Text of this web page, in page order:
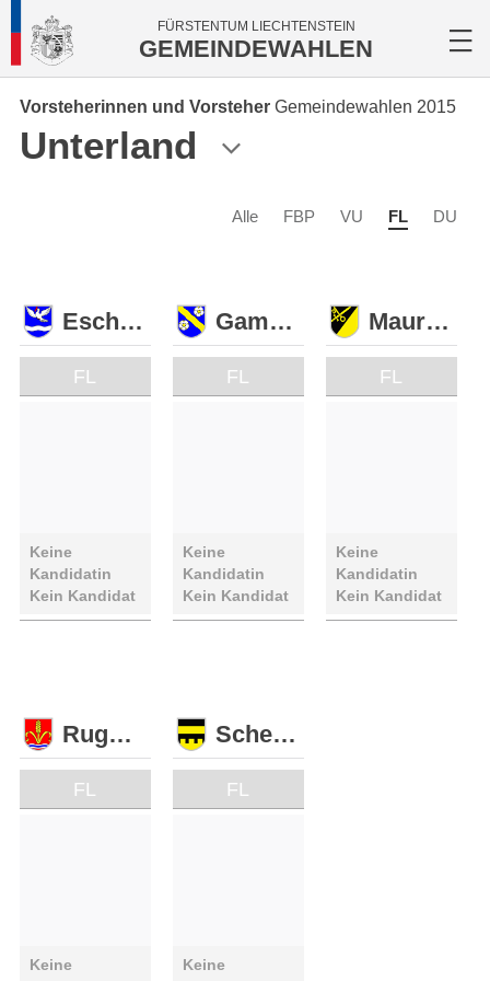
FÜRSTENTUM LIECHTENSTEIN
GEMEINDEWAHLEN
Vorsteherinnen und Vorsteher Gemeindewahlen 2015
Unterland
Alle FBP VU FL DU
Eschen
FL
Keine
Kandidatin
Kein Kandidat
Gamprin
FL
Keine
Kandidatin
Kein Kandidat
Mauren
FL
Keine
Kandidatin
Kein Kandidat
Ruggell
FL
Keine
Schellenberg
FL
Keine